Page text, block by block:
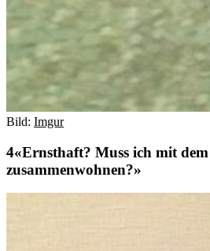
Bild: Imgur
«Ernsthaft? Muss ich mit dem
zusammenwohnen?»